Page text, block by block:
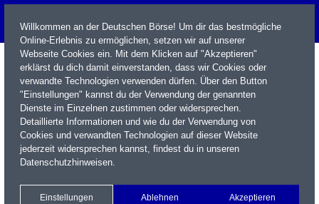
Name / WKN / ISIN / Kürzel
Xetra Realtime
Watchlist Portfolio Login
Willkommen an der Deutschen Börse! Um dir das bestmögliche
Online-Erlebnis zu ermöglichen, setzen wir auf unserer
Webseite Cookies ein. Mit dem Klicken auf "Akzeptieren"
erklärst du dich damit einverstanden, dass wir Cookies oder
verwandte Technologien verwenden dürfen. Über den Button
"Einstellungen" kannst du der Verwendung der genannten
Dienste im Einzelnen zustimmen oder widersprechen.
Detaillierte Informationen und wie du der Verwendung von
Cookies und verwandten Technologien auf dieser Website
jederzeit widersprechen kannst, findest du in unseren
Datenschutzhinweisen.
Einstellungen Ablehnen Akzeptieren